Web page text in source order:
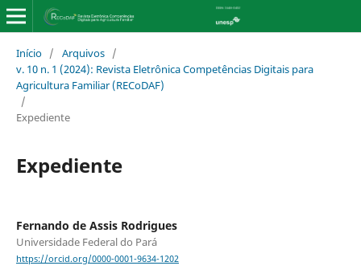
Início / Arquivos /
v. 10 n. 1 (2024): Revista Eletrônica Competências Digitais para
Agricultura Familiar (RECoDAF)
/
Expediente
Expediente
Fernando de Assis Rodrigues
Universidade Federal do Pará
https://orcid.org/0000-0001-9634-1202